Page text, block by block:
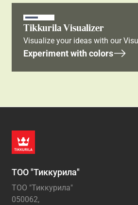
Tikkurila Visualizer
Visualize your ideas with our
Experiment with colors
ТОО "Тиккурила"
ТОО "Тиккурила"
050062,